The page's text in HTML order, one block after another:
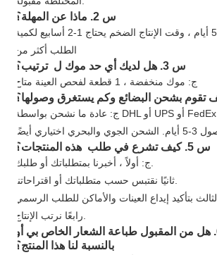
س 2. ماذا عن المهلة؟
ج: عينة يحتاج 3-5 أيام ، وقت الإنتاج الضخم يحتاج 1-2 أسابيع لكمية
س 3. هل لديك أي حد موك ل ترتيب؟
ج: موك منخفضة ، 1 قطعة لفحص العينة متاح
ج: عادة ما نشحن بواسطة DHL أو UPS أو FedEx أو TNT. عادة ما
س 5. كيف تشرع في طلب هذه المنتجات؟
س 6. هل من المقبول طباعة الشعار الخاص بي أو OEM
بالنسبة لنا هذا المنتج؟